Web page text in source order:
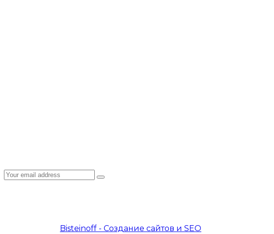
Bisteinoff - Создание сайтов и SEO